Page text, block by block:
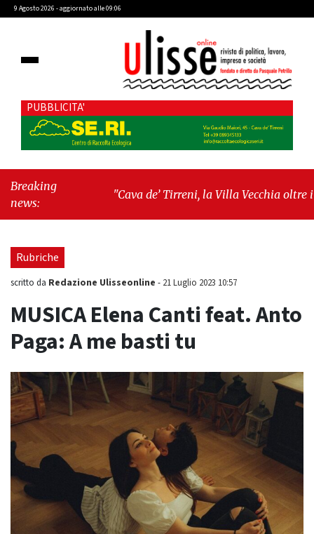
9 Agosto 2026 - aggiornato alle 09:06
PUBBLICITA'
Breaking
news:
"Cava de’ Tirreni, la Villa Vecchia oltre i
Rubriche
scritto da Redazione Ulisseonline - 21 Luglio 2023 10:57
MUSICA Elena Canti feat. Anto
Paga: A me basti tu